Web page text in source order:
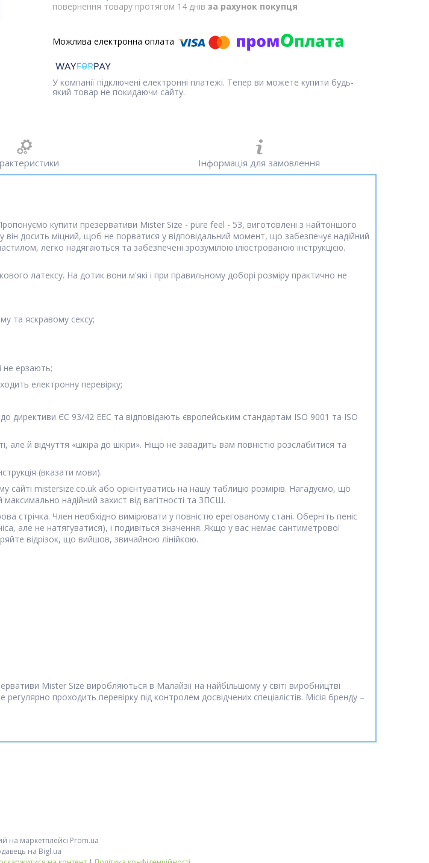
повернення товару протягом 14 днів за рахунок покупця
У компанії підключені електронні платежі. Тепер ви можете купити будь-
який товар не покидаючи сайту.
Інформація для замовлення
купити презервативи Mister Size - pure feel - 53, виготовлені з найтоншого
досить міцний, щоб не порватися у відповідальний момент, що забезпечує надійний
легко надягаються та забезпечені зрозумілою ілюстрованою інструкцією.
латексу. На дотик вони м'які і при правильному доборі розміру практично не
та яскравому сексу;
не ерзають;
електронну перевірку;
директиви ЄС 93/42 EEC та відповідають європейським стандартам ISO 9001 та ISO
але й відчуття «шкіра до шкіри». Ніщо не завадить вам повністю розслабитися та
(вказати мови).
сайті mistersize.co.uk або орієнтуватись на нашу таблицю розмірів. Нагадуємо, що
надійний захист від вагітності та ЗПСШ.
стрічка. Член необхідно вимірювати у повністю ерегованому стані. Оберніть пеніс
але не натягуватися), і подивіться значення. Якщо у вас немає сантиметрової
відрізок, що вийшов, звичайною лінійкою.
Mister Size виробляються в Малайзії на найбільшому у світі виробництві
проходить перевірку під контролем досвідчених спеціалістів. Місія бренду –
на маркетплейсі Prom.ua
на Bigl.ua